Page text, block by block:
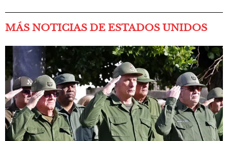
MÁS NOTICIAS DE ESTADOS UNIDOS